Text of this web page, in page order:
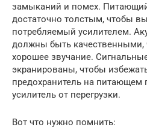
замыканий и помех.
достаточно толстым, чтобы
потребляемый усилителем.
должны быть качественными,
хорошее звучание.
экранированы, чтобы
предохранитель на питающем
усилитель от перегрузки.
Вот что нужно помнить: